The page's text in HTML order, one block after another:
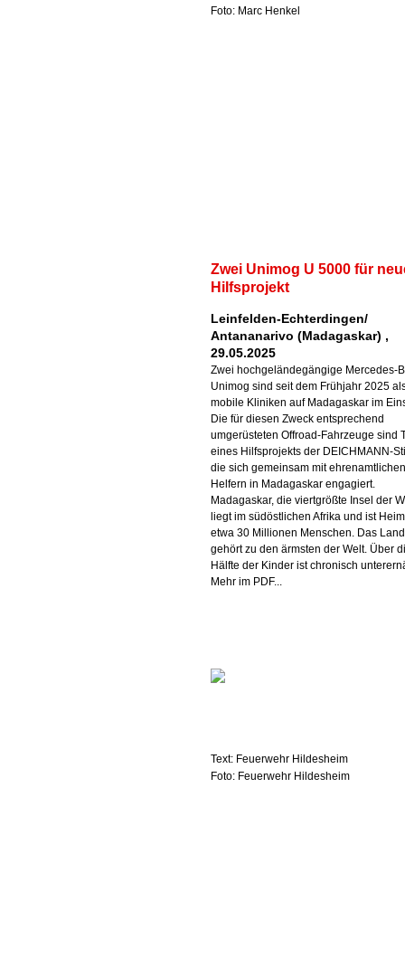
Foto: Marc Henkel
Zwei Unimog U 5000 für
Hilfsprojekt
Leinfelden-Echterdingen/
Antananarivo (Madagaskar) ,
29.05.2025
Zwei hochgeländegängige Mercedes-
Unimog sind seit dem Frühjahr 2025
mobile Kliniken auf Madagaskar im
Die für diesen Zweck entsprechend
umgerüsteten Offroad-Fahrzeuge sind
eines Hilfsprojekts der DEICHMANN-
die sich gemeinsam mit ehrenamtlichen
Helfern in Madagaskar engagiert.
Madagaskar, die viertgrößte Insel der
liegt im südöstlichen Afrika und ist
etwa 30 Millionen Menschen. Das Land
gehört zu den ärmsten der Welt. Über
Hälfte der Kinder ist chronisch
Mehr im PDF...
Text: Feuerwehr Hildesheim
Foto: Feuerwehr Hildesheim